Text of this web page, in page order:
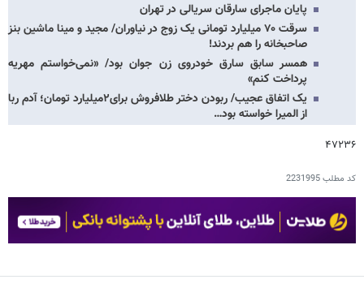
پایان ماجرای سارقان سریالی در تهران
سرقت ۷۰ میلیارد تومانی یک زوج در نیاوران/ مجید و مینا ماشین بنز
صاحبخانه را هم بردند!
همسر سابق سارق خودروی زن جوان بود/ «نمی‌خواستم مهریه
پرداخت کنم»
یک اتفاق عجیب/ ربودن دختر طلافروش برای۲‌میلیارد تومان؛ آدم ربا
از المیرا خواسته بود…
۴۷۲۳۶
کد مطلب2231995